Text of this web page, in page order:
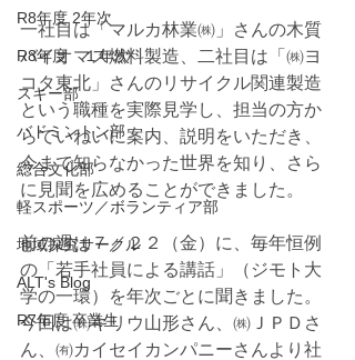
R8年度 2年次
R8年度 １年次
スキー部
バドミントン部
総合文化部
軽スポーツ／ボランティア部
地域探究サークル
ALT's Blog
R7年度 卒業生
一社目は「マルカ林業㈱」さんの木質
バイオマス燃料製造、二社目は「㈱ヨ
コタ東北」さんのリサイクル関連製造
という職種を実際見学し、担当の方か
らていねいに案内、説明をいただき、
今まで知らなかった世界を知り、さら
に見聞を広めることができました。
前の週は７／２２（金）に、毎年恒例
の「若手社員による講話」（ジモト大
学の一環）を年次ごとに聞きました。
今回は㈱キリウ山形さん、㈱ＪＰＤさ
ん、㈲カイセイカンパニーさんより社